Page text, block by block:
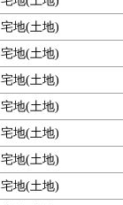
宅地(土地)
宅地(土地)
宅地(土地)
宅地(土地)
宅地(土地)
宅地(土地)
宅地(土地)